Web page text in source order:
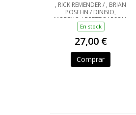
, RICK REMENDER / , BRIAN
POSEHN / DINISIO,
MORENO / BRETT PARSON,
En stock
27,00 €
Comprar